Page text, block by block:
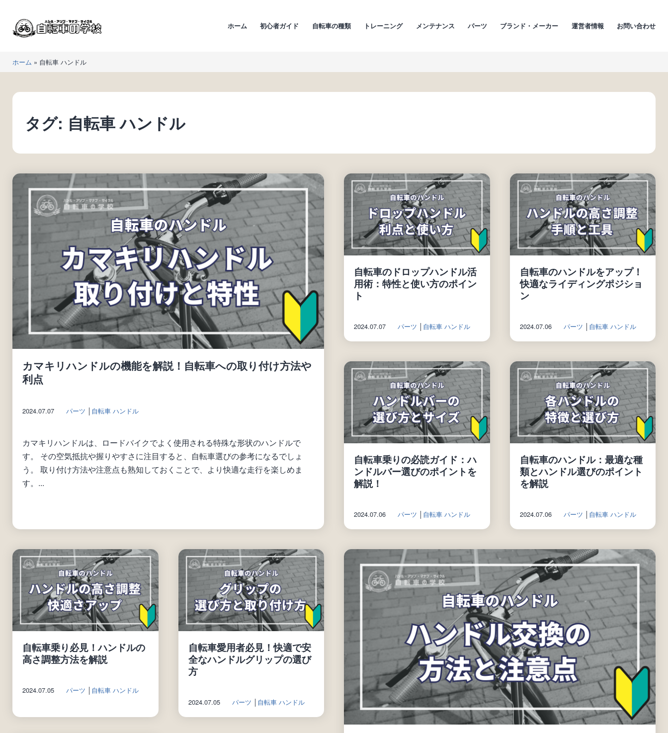
へ
自
転
の
ホーム 初心者ガイド 自転車の種類 トレーニング メンテナンス パーツ ブランド・メーカー 運営者情報 お問い合わせ
ホーム » 自転車 ハンドル
タグ: 自転車 ハンドル
カマキリハンドルの機能を解説！自転車への取り付け方法や
利点
2024.07.07 パーツ │ 自転車 ハンドル
カマキリハンドルは、ロードバイクでよく使用される特殊な形状のハンドルで
す。 その空気抵抗や握りやすさに注目すると、自転車選びの参考になるでしょ
う。 取り付け方法や注意点も熟知しておくことで、より快適な走行を楽しめま
す。...
自転車のドロップハンドル活
用術：特性と使い方のポイン
ト
2024.07.07 パーツ │ 自転車 ハンドル
自転車のハンドルをアップ！
快適なライディングポジショ
ン
2024.07.06 パーツ │ 自転車 ハンドル
自転車乗りの必読ガイド：ハ
ンドルバー選びのポイントを
解説！
2024.07.06 パーツ 自転車 ハンドル
自転車のハンドル：最適な種
類とハンドル選びのポイント
を解説
2024.07.06 パーツ 自転車 ハンドル
自転車乗り必見！ハンドルの
高さ調整方法を解説
2024.07.05 パーツ 自転車 ハンドル
自転車愛用者必見！快適で安
全なハンドルグリップの選び
方
2024.07.05 パーツ 自転車 ハンドル